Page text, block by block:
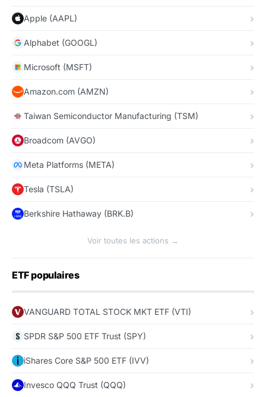
Apple (AAPL)
Alphabet (GOOGL)
Microsoft (MSFT)
Amazon.com (AMZN)
Taiwan Semiconductor Manufacturing (TSM)
Broadcom (AVGO)
Meta Platforms (META)
Tesla (TSLA)
Berkshire Hathaway (BRK.B)
Voir toutes les actions →
ETF populaires
VANGUARD TOTAL STOCK MKT ETF (VTI)
SPDR S&P 500 ETF Trust (SPY)
iShares Core S&P 500 ETF (IVV)
Invesco QQQ Trust (QQQ)